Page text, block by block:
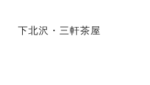
下北沢・三軒茶屋